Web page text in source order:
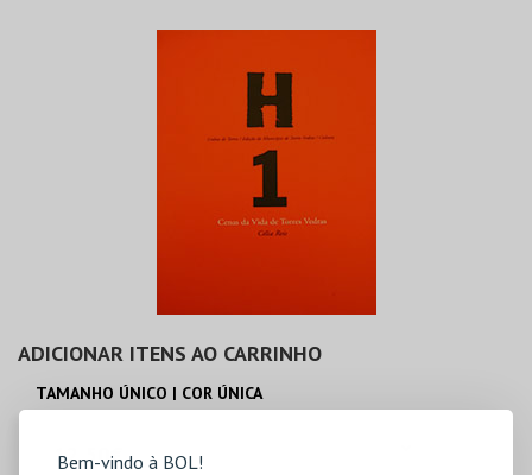
Bem-vindo à BOL!
ADICIONAR ITENS AO CARRINHO
TAMANHO ÚNICO | COR ÚNICA
12,50€